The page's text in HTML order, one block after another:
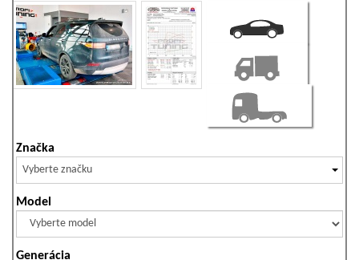
Značka
Vyberte značku
Model
Generácia